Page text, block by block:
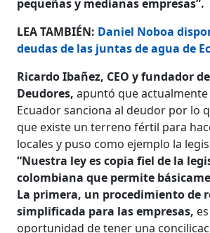
pequeñas y medianas empresas”.
LEA TAMBIÉN: Daniel Noboa
deudas de las juntas de agua de
Ricardo Ibañez, CEO y fundador
Deudores,apuntó que
Ecuador sanciona al deudor por lo
que existe un terreno fértil para
locales y puso como ejemplo la
“Nuestra ley es copia fiel de la
colombiana que permite
La primera, un procedimiento de
simplificada para las empresas,
oportunidad de tener una